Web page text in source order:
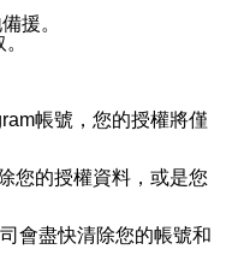
援。
帳號，您的授權將僅
您的授權資料，或是您
會盡快清除您的帳號和